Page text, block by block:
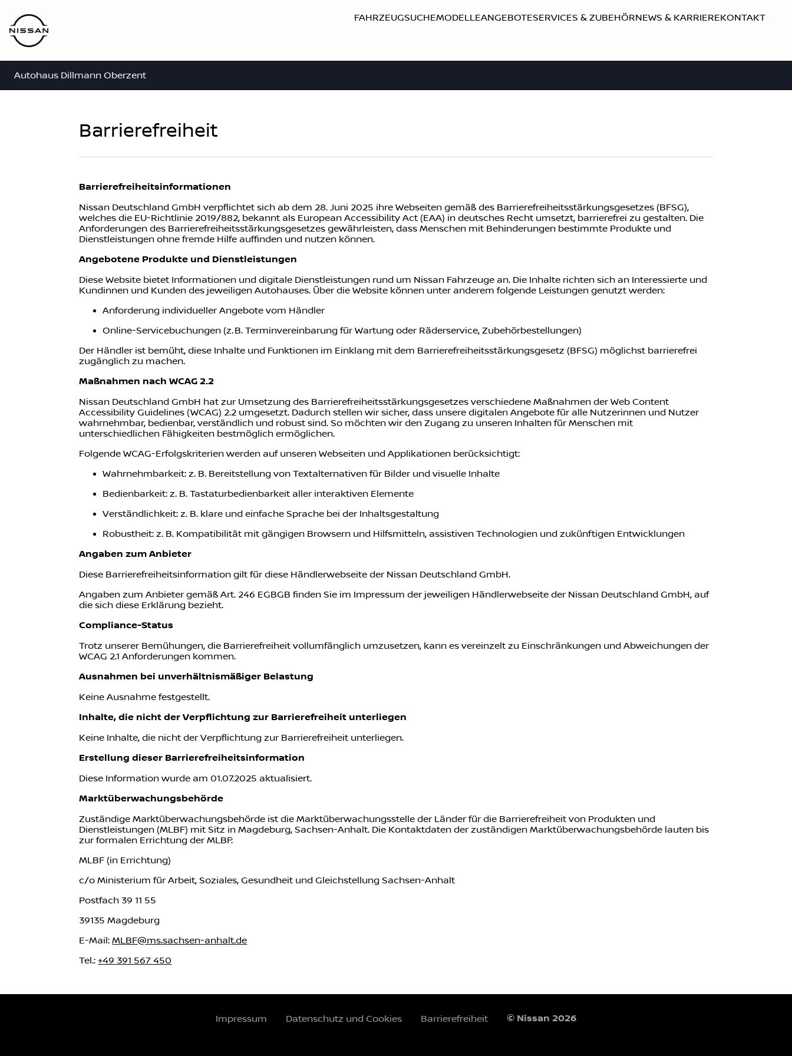
FAHRZEUGSUCHEMODELLEANGEBOTESERVICES & ZUBEHÖRNEWS & KARRIEREKONTAKT
Autohaus Dillmann Oberzent
Barrierefreiheit
Barrierefreiheitsinformationen
Nissan Deutschland GmbH verpflichtet sich ab dem 28. Juni 2025 ihre Webseiten gemäß des Barrierefreiheitsstärkungsgesetzes (BFSG),
welches die EU-Richtlinie 2019/882, bekannt als European Accessibility Act (EAA) in deutsches Recht umsetzt, barrierefrei zu gestalten. Die
Anforderungen des Barrierefreiheitsstärkungsgesetzes gewährleisten, dass Menschen mit Behinderungen bestimmte Produkte und
Dienstleistungen ohne fremde Hilfe auffinden und nutzen können.
Angebotene Produkte und Dienstleistungen
Diese Website bietet Informationen und digitale Dienstleistungen rund um Nissan Fahrzeuge an. Die Inhalte richten sich an Interessierte und
Kundinnen und Kunden des jeweiligen Autohauses. Über die Website können unter anderem folgende Leistungen genutzt werden:
Anforderung individueller Angebote vom Händler
Online-Servicebuchungen (z. B. Terminvereinbarung für Wartung oder Räderservice, Zubehörbestellungen)
Der Händler ist bemüht, diese Inhalte und Funktionen im Einklang mit dem Barrierefreiheitsstärkungsgesetz (BFSG) möglichst barrierefrei
zugänglich zu machen.
Maßnahmen nach WCAG 2.2
Nissan Deutschland GmbH hat zur Umsetzung des Barrierefreiheitsstärkungsgesetzes verschiedene Maßnahmen der Web Content
Accessibility Guidelines (WCAG) 2.2 umgesetzt. Dadurch stellen wir sicher, dass unsere digitalen Angebote für alle Nutzerinnen und Nutzer
wahrnehmbar, bedienbar, verständlich und robust sind. So möchten wir den Zugang zu unseren Inhalten für Menschen mit
unterschiedlichen Fähigkeiten bestmöglich ermöglichen.
Folgende WCAG-Erfolgskriterien werden auf unseren Webseiten und Applikationen berücksichtigt:
Wahrnehmbarkeit: z. B. Bereitstellung von Textalternativen für Bilder und visuelle Inhalte
Bedienbarkeit: z. B. Tastaturbedienbarkeit aller interaktiven Elemente
Verständlichkeit: z. B. klare und einfache Sprache bei der Inhaltsgestaltung
Robustheit: z. B. Kompatibilität mit gängigen Browsern und Hilfsmitteln, assistiven Technologien und zukünftigen Entwicklungen
Angaben zum Anbieter
Diese Barrierefreiheitsinformation gilt für diese Händlerwebseite der Nissan Deutschland GmbH.
Angaben zum Anbieter gemäß Art. 246 EGBGB finden Sie im Impressum der jeweiligen Händlerwebseite der Nissan Deutschland GmbH, auf
die sich diese Erklärung bezieht.
Compliance-Status
Trotz unserer Bemühungen, die Barrierefreiheit vollumfänglich umzusetzen, kann es vereinzelt zu Einschränkungen und Abweichungen der
WCAG 2.1 Anforderungen kommen.
Ausnahmen bei unverhältnismäßiger Belastung
Keine Ausnahme festgestellt.
Inhalte, die nicht der Verpflichtung zur Barrierefreiheit unterliegen
Keine Inhalte, die nicht der Verpflichtung zur Barrierefreiheit unterliegen.
Erstellung dieser Barrierefreiheitsinformation
Diese Information wurde am 01.07.2025 aktualisiert.
Marktüberwachungsbehörde
Zuständige Marktüberwachungsbehörde ist die Marktüberwachungsstelle der Länder für die Barrierefreiheit von Produkten und
Dienstleistungen (MLBF) mit Sitz in Magdeburg, Sachsen-Anhalt. Die Kontaktdaten der zuständigen Marktüberwachungsbehörde lauten bis
zur formalen Errichtung der MLBF:
MLBF (in Errichtung)
c/o Ministerium für Arbeit, Soziales, Gesundheit und Gleichstellung Sachsen-Anhalt
Postfach 39 11 55
39135 Magdeburg
E-Mail:MLBF@ms.sachsen-anhalt.de
Tel.:+49 391 567 450
Impressum Datenschutz und Cookies Barrierefreiheit © Nissan 2026